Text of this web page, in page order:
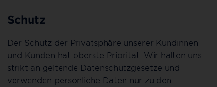
Schutz
Der Schutz der Privatsphäre unserer Kundinnen
und Kunden hat oberste Priorität. Wir halten uns
strikt an geltende Datenschutzgesetze und
verwenden persönliche Daten nur zu den